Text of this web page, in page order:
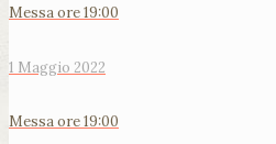
Messa ore 19:00
1 Maggio 2022
Messa ore 19:00